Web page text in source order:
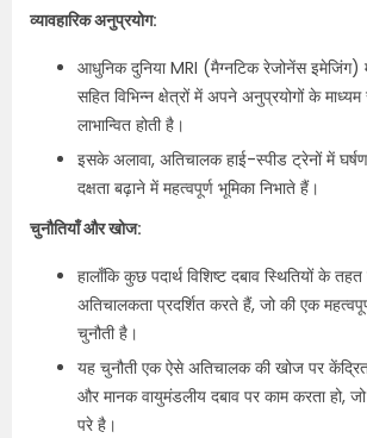
व्यावहारिक अनुप्रयोग:
आधुनिक दुनिया MRI (मैग्नटिक रेजोनेंस
सहित विभिन्न क्षेत्रों में अपने अनुप्रयोगों के
लाभान्वित होती है।
इसके अलावा, अतिचालक हाई-स्पीड ट्रेनों में
दक्षता बढ़ाने में महत्वपूर्ण भूमिका निभाते हैं।
चुनौतियाँ और खोज:
हालाँकि कुछ पदार्थ विशिष्ट दबाव स्थितियों के
अतिचालकता प्रदर्शित करते हैं, जो की एक
चुनौती है।
यह चुनौती एक ऐसे अतिचालक की खोज पर
और मानक वायुमंडलीय दबाव पर काम करता हो,
परे है।